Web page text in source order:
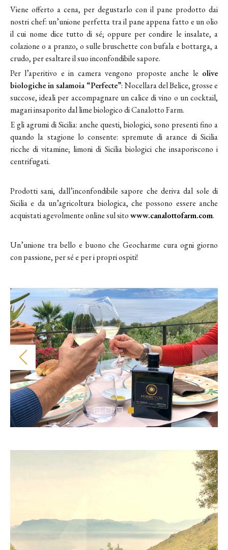
Viene offerto a cena, per degustarlo con il pane prodotto dai
nostri chef: un’unione perfetta tra il pane appena fatto e un olio
il cui nome dice tutto di sé; oppure per condire le insalate, a
colazione o a pranzo, o sulle bruschette con bufala e bottarga, a
crudo, per esaltare il suo inconfondibile sapore.
Per l’aperitivo e in camera vengono proposte anche le olive
biologiche in salamoia “Perfecte”: Nocellara del Belice, grosse e
succose, ideali per accompagnare un calice di vino o un cocktail,
magari insaporito dal lime biologico di Canalotto Farm.
E gli agrumi di Sicilia: anche questi, biologici, sono presenti fino a
quando la stagione lo consente: spremute di arance di Sicilia
ricche di vitamine; limoni di Sicilia biologici che insaporiscono i
centrifugati.
Prodotti sani, dall’inconfondibile sapore che deriva dal sole di
Sicilia e da un’agricoltura biologica, che possono essere anche
acquistati agevolmente online sul sitowww.canalottofarm.com.
Un’unione tra bello e buono che Geocharme cura ogni giorno
con passione, per sé e per i propri ospiti!